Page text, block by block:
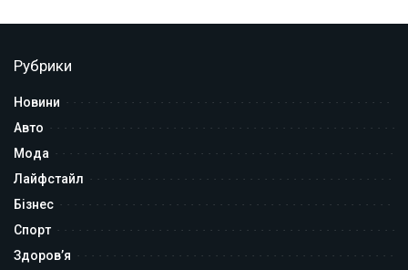
Рубрики
Новини
Авто
Мода
Лайфстайл
Бізнес
Спорт
Здоров’я